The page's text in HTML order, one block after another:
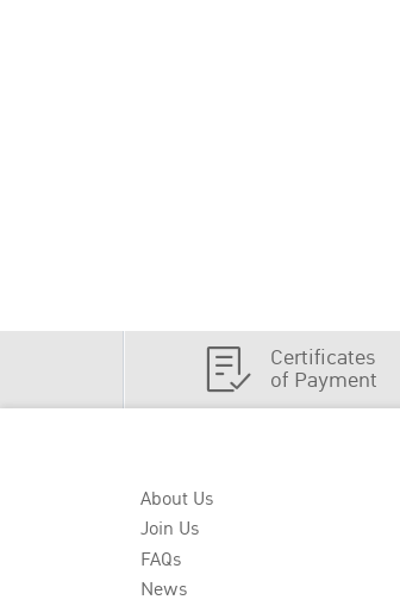
Certificates
of Payment
About Us
Join Us
FAQs
News